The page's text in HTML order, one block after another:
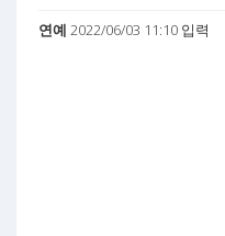
연예 2022/06/03 11:10 입력